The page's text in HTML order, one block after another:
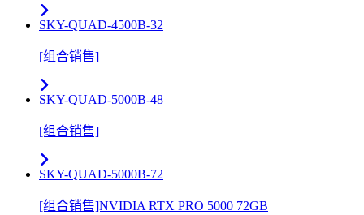
SKY-QUAD-4500B-32
[组合销售]
SKY-QUAD-5000B-48
[组合销售]
SKY-QUAD-5000B-72
[组合销售]NVIDIA RTX PRO 5000 72GB